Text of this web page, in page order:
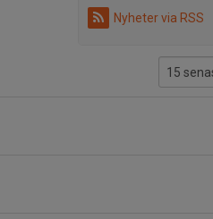
Nyheter via RSS